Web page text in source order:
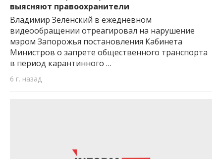
выясняют правоохранители
Владимир Зеленский в ежедневном
видеообращении отреагировал на нарушение
мэром Запорожья постановления Кабинета
Министров о запрете общественного транспорта
в период карантинного …
6 г. назад